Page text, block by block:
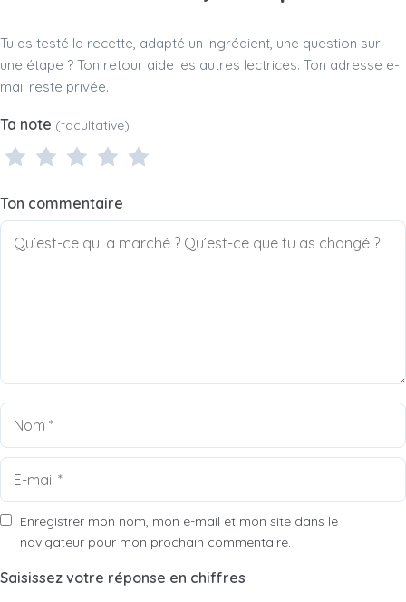
Tu as testé la recette, adapté un ingrédient, une question sur
une étape ? Ton retour aide les autres lectrices. Ton adresse e-
mail reste privée.
Ta note (facultative)
Ton commentaire
Enregistrer mon nom, mon e-mail et mon site dans le
navigateur pour mon prochain commentaire.
Saisissez votre réponse en chiffres